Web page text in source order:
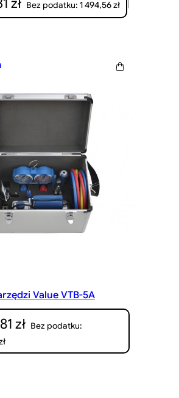
Bez podatku: 1 494,56zł |
Value VTB-5A
zł Bez podatku: